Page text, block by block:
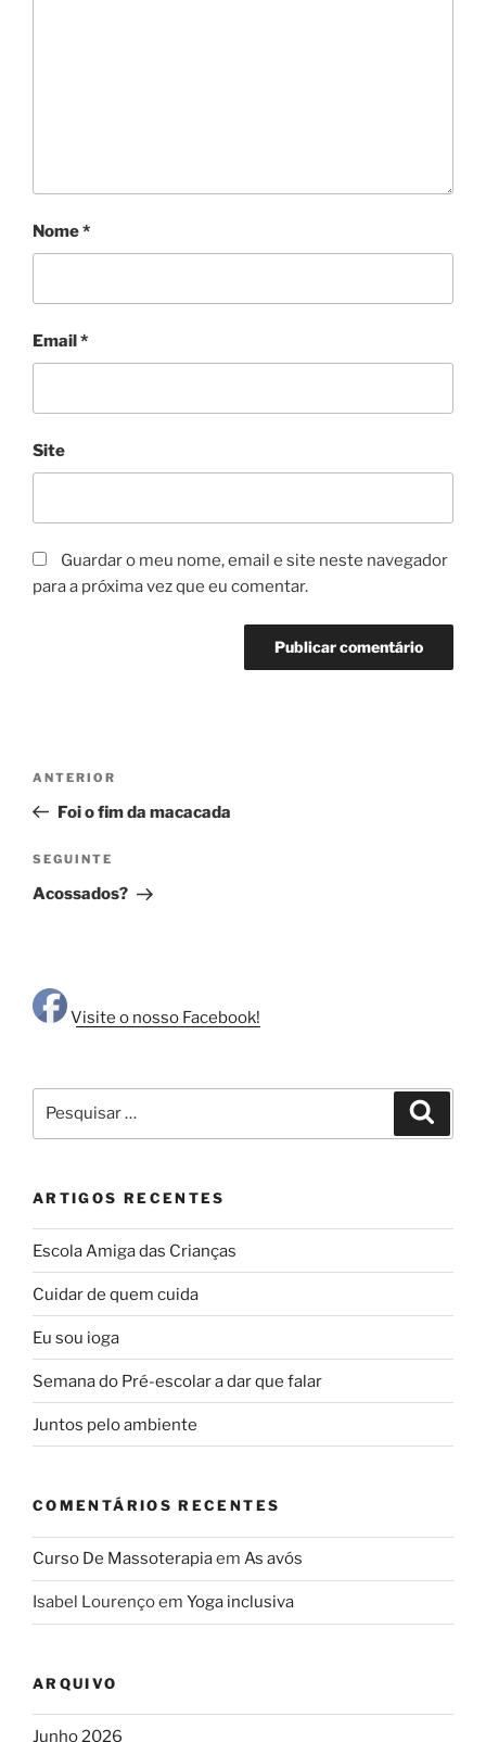
Nome*
Email*
Site
Guardar o meu nome, email e site neste navegador
para a próxima vez que eu comentar.
artigos
Conteúdo
anterior
ANTERIOR
Foi o fim da macacada
Conteúdo
seguinte
SEGUINTE
Acossados?
Visite o nosso Facebook!
por:
ARTIGOS RECENTES
Escola Amiga das Crianças
Cuidar de quem cuida
Eu sou ioga
Semana do Pré-escolar a dar que falar
Juntos pelo ambiente
COMENTÁRIOS RECENTES
Curso De Massoterapiaem As avós
Isabel Lourençoem Yoga inclusiva
ARQUIVO
Junho 2026